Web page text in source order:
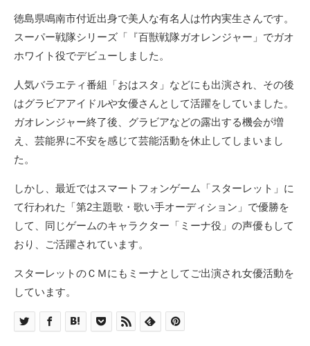
徳島県鳴南市付近出身で美人な有名人は竹内実生さんです。
スーパー戦隊シリーズ「『百獣戦隊ガオレンジャー」でガオ
ホワイト役でデビューしました。
人気バラエティ番組「おはスタ」などにも出演され、その後
はグラビアアイドルや女優さんとして活躍をしていました。
ガオレンジャー終了後、グラビアなどの露出する機会が増
え、芸能界に不安を感じて芸能活動を休止してしまいまし
た。
しかし、最近ではスマートフォンゲーム「スターレット」に
て行われた「第2主題歌・歌い手オーディション」で優勝を
して、同じゲームのキャラクター「ミーナ役」の声優もして
おり、ご活躍されています。
スターレットのＣＭにもミーナとしてご出演され女優活動を
しています。